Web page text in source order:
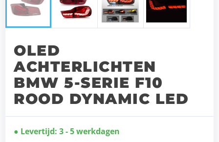
OLED
ACHTERLICHTEN
BMW 5-SERIE F10
ROOD DYNAMIC LED
Levertijd: 3 - 5 werkdagen